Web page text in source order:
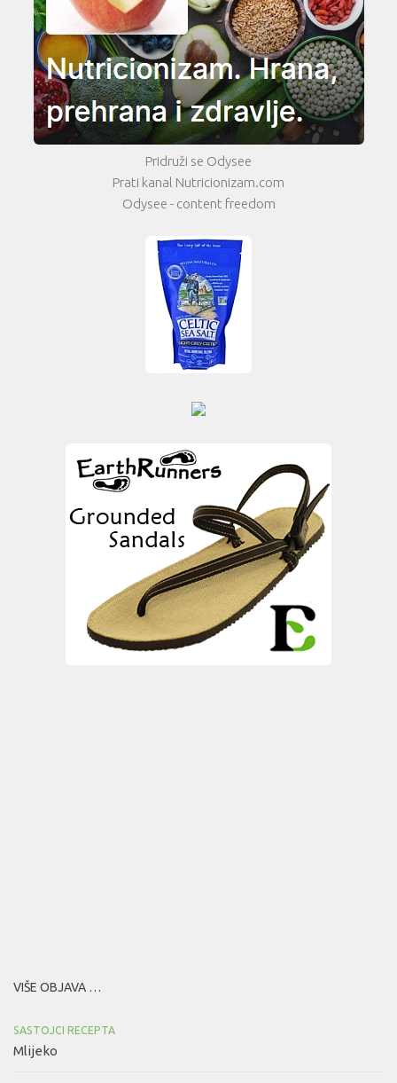
Pridruži se Odysee
Prati kanal Nutricionizam.com
Odysee - content freedom
VIŠE OBJAVA …
SASTOJCI RECEPTA
Mlijeko